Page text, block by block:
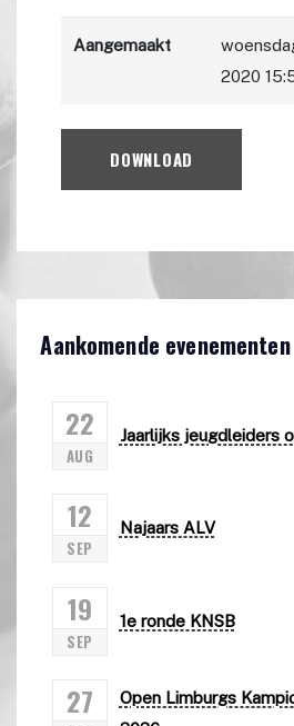
Aangemaakt
2020
DOWNLOAD
Aankomende evenementen
22
AUG
Jaarlijks jeugdleiders
12
SEP
Najaars ALV
19
SEP
1e ronde KNSB
27
Open Limburgs